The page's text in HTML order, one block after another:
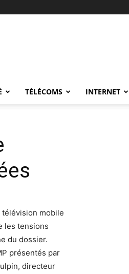
TÉLÉCOMS INTERNET
télévision mobile
les tensions
du dossier.
présentés par
directeur